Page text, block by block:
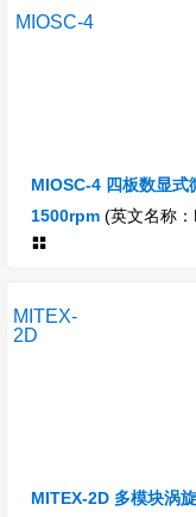
MIOSC-4
MIOSC-4 四板数显
1500rpm (英文名称
MITEX-
2D
MITEX-2D 多模块涡